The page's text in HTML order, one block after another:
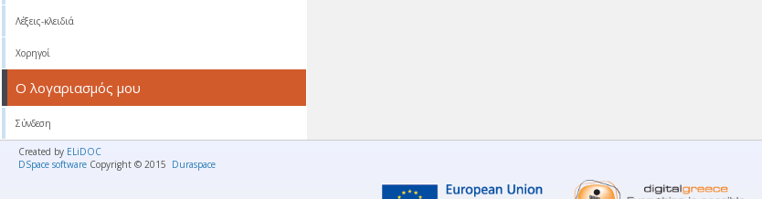
Λέξεις-κλειδιά
Χορηγοί
Ο λογαριασμός μου
Σύνδεση
Created by ELiDOC
DSpace software Copyright © 2015 Duraspace